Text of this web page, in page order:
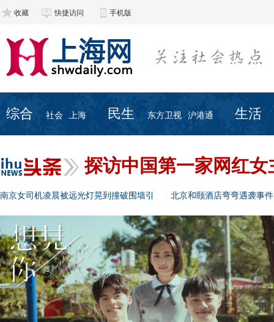
收藏 快捷访问 手机版
综合 社会 上海 民生 东方卫视 沪港通 生活
探访中国第一家网红
南京女司机凌晨被远光灯晃到撞破围墙引 北京和颐酒店弯弯遇袭事